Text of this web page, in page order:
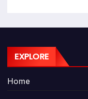
EXPLORE
Home